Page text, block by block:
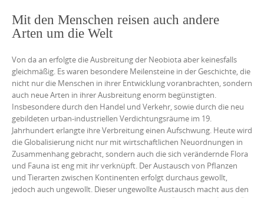
Mit den Menschen reisen auch andere
Arten um die Welt
Von da an erfolgte die Ausbreitung der Neobiota aber keinesfalls
gleichmäßig. Es waren besondere Meilensteine in der Geschichte, die
nicht nur die Menschen in ihrer Entwicklung voranbrachten, sondern
auch neue Arten in ihrer Ausbreitung enorm begünstigten.
Insbesondere durch den Handel und Verkehr, sowie durch die neu
gebildeten urban-industriellen Verdichtungsräume im 19.
Jahrhundert erlangte ihre Verbreitung einen Aufschwung. Heute wird
die Globalisierung nicht nur mit wirtschaftlichen Neuordnungen in
Zusammenhang gebracht, sondern auch die sich verändernde Flora
und Fauna ist eng mit ihr verknüpft. Der Austausch von Pflanzen
und Tierarten zwischen Kontinenten erfolgt durchaus gewollt,
jedoch auch ungewollt. Dieser ungewollte Austausch macht aus den